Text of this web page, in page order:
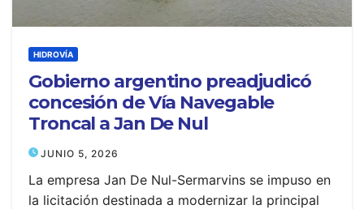
HIDROVÍA
Gobierno argentino preadjudicó
concesión de Vía Navegable
Troncal a Jan De Nul
JUNIO 5, 2026
La empresa Jan De Nul-Sermarvins se impuso en
la licitación destinada a modernizar la principal